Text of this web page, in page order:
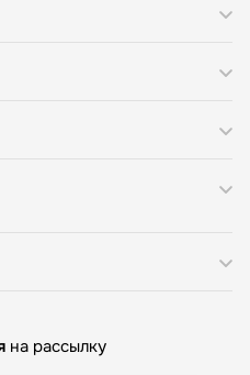
на рассылку